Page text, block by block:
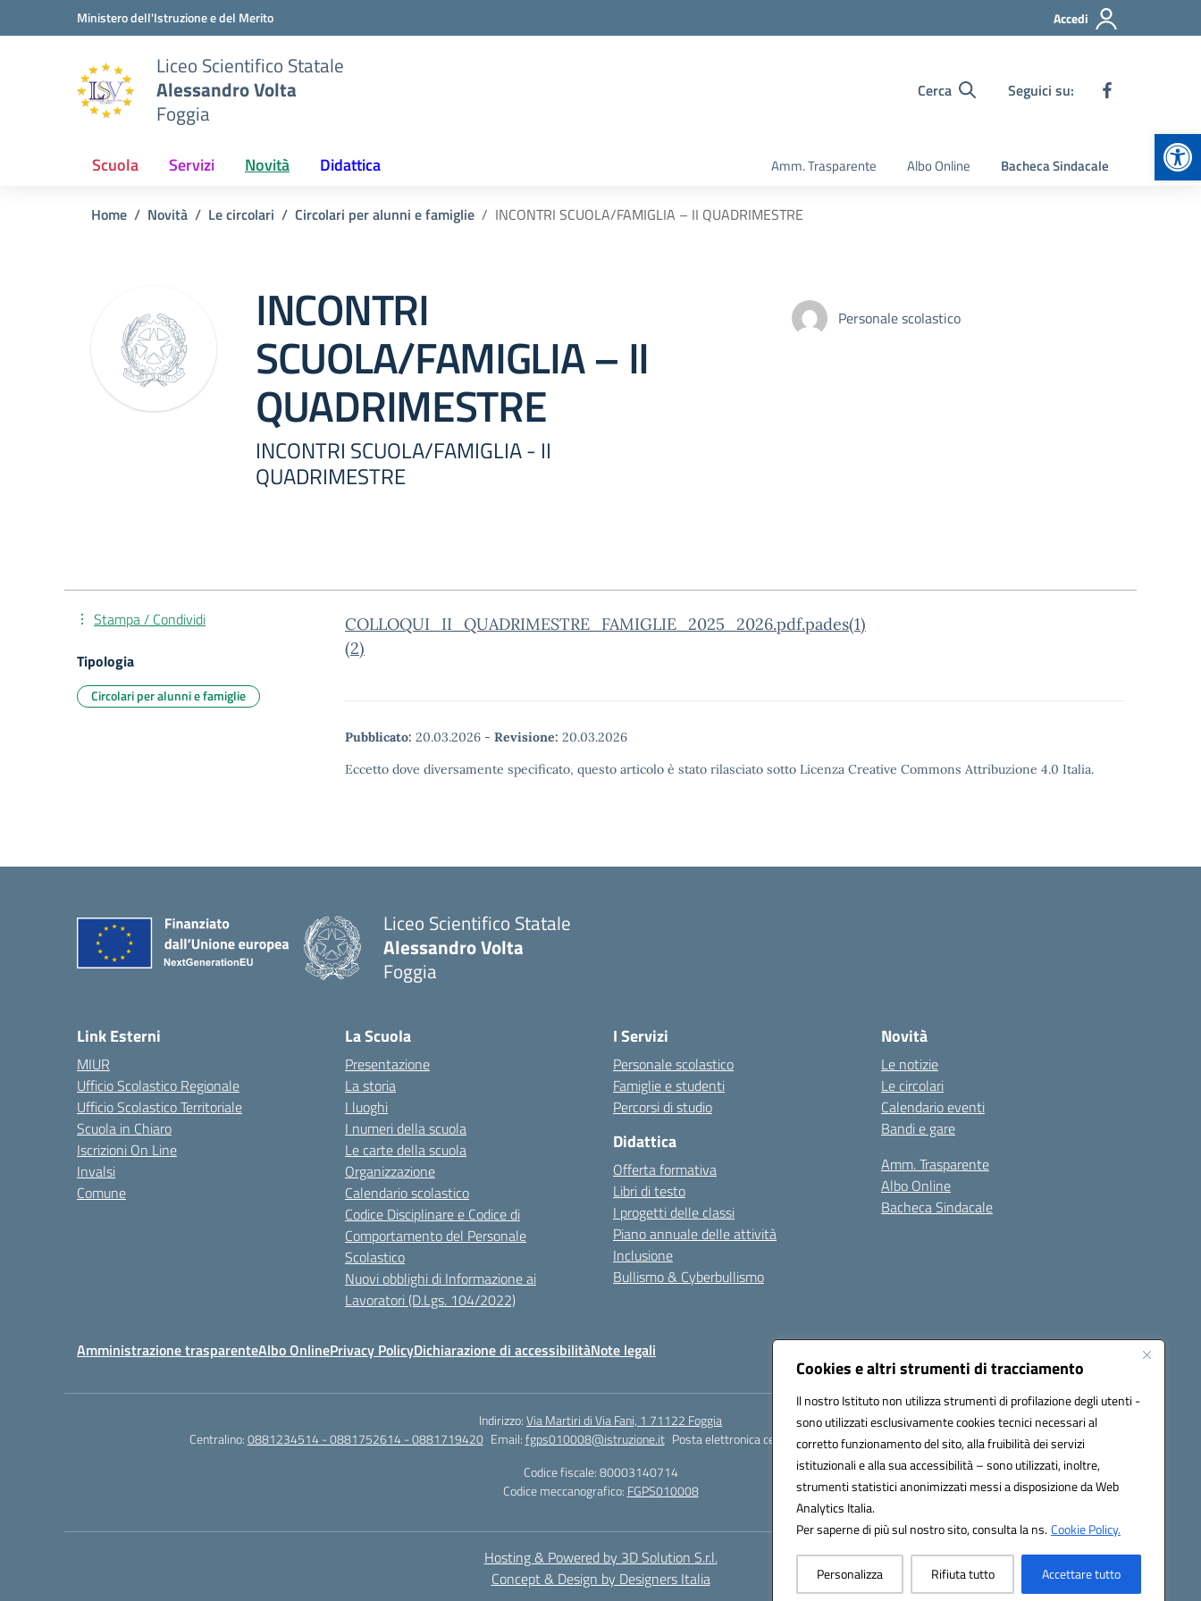
Cookies e altri strumenti di tracciamento
Il nostro Istituto non utilizza strumenti di profilazione degli utenti -
sono utilizzati esclusivamente cookies tecnici necessari al
corretto funzionamento del sito, alla fruibilità dei servizi
istituzionali e alla sua accessibilità – sono utilizzati, inoltre,
strumenti statistici anonimizzati messi a disposizione da Web
Analytics Italia.
Per saperne di più sul nostro sito, consulta la ns.Cookie Policy.
Personalizza Rifiuta tutto Accettare tutto
Vai ai contenuti
Vai al menu di navigazioneMinistero dell'Istruzione e del Merito Accedi
Liceo Scientifico Statale
Alessandro Volta
Foggia
Cerca Seguici su:
Scuola Servizi Novità Didattica Amm. Trasparente Albo Online Bacheca Sindacale
Home Novità Le circolari Circolari per alunni e famiglie INCONTRI SCUOLA/FAMIGLIA – II QUADRIMESTRE
INCONTRI
SCUOLA/FAMIGLIA – II
QUADRIMESTRE
INCONTRI SCUOLA/FAMIGLIA - II
QUADRIMESTRE
Personale scolastico
COLLOQUI_II_QUADRIMESTRE_FAMIGLIE_2025_2026.pdf.pades(1)
(2)
Pubblicato: 20.03.2026 - Revisione: 20.03.2026
Eccetto dove diversamente specificato, questo articolo è stato rilasciato sotto Licenza Creative Commons Attribuzione 4.0 Italia.
Stampa / Condividi
Tipologia
Circolari per alunni e famiglie
Liceo Scientifico Statale
Alessandro Volta
Foggia
Link Esterni
MIUR
Ufficio Scolastico Regionale
Ufficio Scolastico Territoriale
Scuola in Chiaro
Iscrizioni On Line
Invalsi
Comune
La Scuola
Presentazione
La storia
I luoghi
I numeri della scuola
Le carte della scuola
Organizzazione
Calendario scolastico
Codice Disciplinare e Codice di
Comportamento del Personale
Scolastico
Nuovi obblighi di Informazione ai
Lavoratori (D.Lgs. 104/2022)
I Servizi
Personale scolastico
Famiglie e studenti
Percorsi di studio
Didattica
Offerta formativa
Libri di testo
I progetti delle classi
Piano annuale delle attività
Inclusione
Bullismo & Cyberbullismo
Novità
Le notizie
Le circolari
Calendario eventi
Bandi e gare
Amm. Trasparente
Albo Online
Bacheca Sindacale
Amministrazione trasparenteAlbo OnlinePrivacy PolicyDichiarazione di accessibilitàNote legali Seguici su:
Indirizzo:Via Martiri di Via Fani, 1 71122 Foggia
Centralino:0881234514 - 0881752614 - 0881719420 Email:fgps010008@istruzione.it Posta elettronica certificata (PEC):fgps010008@pec.istruzione.it
Codice fiscale: 80003140714
Codice meccanografico: FGPS010008
Hosting & Powered by 3D Solution S.r.l.
Concept & Design by Designers Italia